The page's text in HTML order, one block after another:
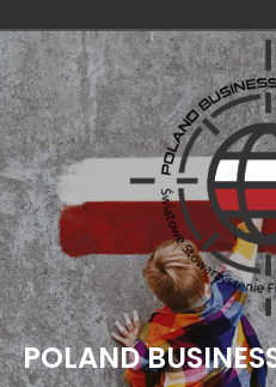
Przejdź
do
treści
POLAND